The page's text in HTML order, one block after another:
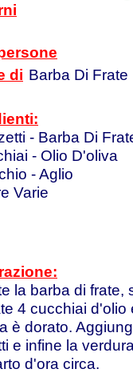
di Barba Di Frate
- Barba Di
- Olio D'oliva
- Aglio
Varie
la barba di frate,
4 cucchiai d'olio
è dorato.
e infine la
d'ora circa.